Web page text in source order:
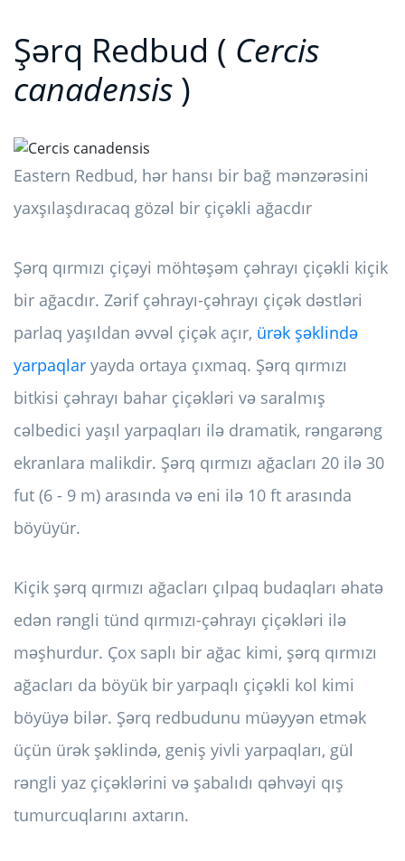
Şərq Redbud ( Cercis
canadensis )
Eastern Redbud, hər hansı bir bağ mənzərəsini
yaxşılaşdıracaq gözəl bir çiçəkli ağacdır
Şərq qırmızı çiçəyi möhtəşəm çəhrayı çiçəkli kiçik
bir ağacdır. Zərif çəhrayı-çəhrayı çiçək dəstləri
parlaq yaşıldan əvvəl çiçək açır, ürək şəklində
yarpaqlar yayda ortaya çıxmaq. Şərq qırmızı
bitkisi çəhrayı bahar çiçəkləri və saralmış
cəlbedici yaşıl yarpaqları ilə dramatik, rəngarəng
ekranlara malikdir. Şərq qırmızı ağacları 20 ilə 30
fut (6 - 9 m) arasında və eni ilə 10 ft arasında
böyüyür.
Kiçik şərq qırmızı ağacları çılpaq budaqları əhatə
edən rəngli tünd qırmızı-çəhrayı çiçəkləri ilə
məşhurdur. Çox saplı bir ağac kimi, şərq qırmızı
ağacları da böyük bir yarpaqlı çiçəkli kol kimi
böyüyə bilər. Şərq redbudunu müəyyən etmək
üçün ürək şəklində, geniş yivli yarpaqları, gül
rəngli yaz çiçəklərini və şabalıdı qəhvəyi qış
tumurcuqlarını axtarın.